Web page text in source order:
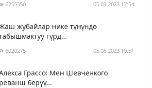
6255350 05.03.2023 17:54
жубайлар нике түнүндө
түрд...
6020275 05.06.2023 10:51
Грассо: Мен Шевченкого
реванш берүү...